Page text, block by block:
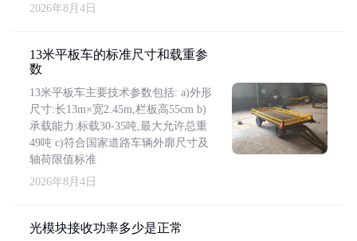
2026年8月4日
13米平板车的标准尺寸和载重参
数
13米平板车主要技术参数包括: a)外形
尺寸:长13m×宽2.45m,栏板高55cm b)
承载能力:标载30-35吨,最大允许总重
49吨 c)符合国家道路车辆外廓尺寸及
轴荷限值标准
2026年8月4日
光模块接收功率多少是正常